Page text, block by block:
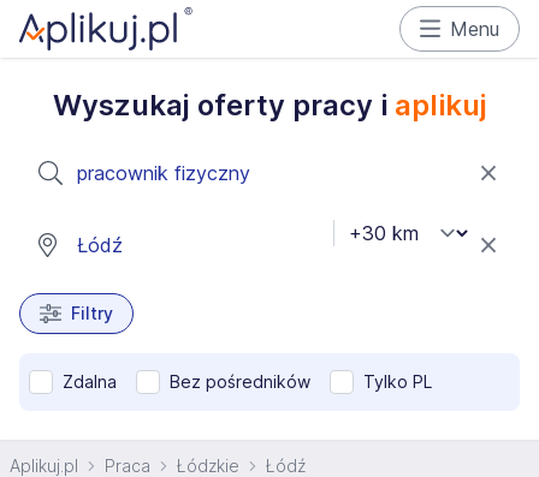
Menu
Wyszukaj oferty pracy i aplikuj
Filtry
Zdalna Bez pośredników Tylko PL
Aplikuj.pl Praca Łódzkie Łódź